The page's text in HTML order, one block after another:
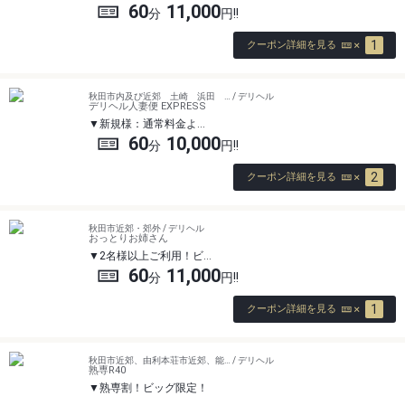
60 11,000
クーポン詳細を見る 1
秋田市内及び近郊 土崎 浜田 … / デリヘル
デリヘル人妻便 EXPRESS
新規様：通常料金よ…
60 10,000
クーポン詳細を見る 2
秋田市近郊・郊外 / デリヘル
おっとりお姉さん
2名様以上ご利用！ビ…
60 11,000
クーポン詳細を見る 1
秋田市近郊、由利本荘市近郊、能… / デリヘル
熟専R40
熟専割！ビッグ限定！